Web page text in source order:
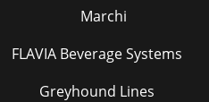
Marchi
FLAVIA Beverage Systems
Greyhound Lines